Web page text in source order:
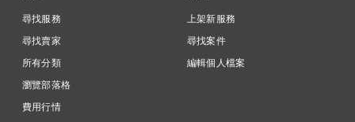
尋找服務
尋找賣家
所有分類
瀏覽部落格
費用行情
上架新服務
尋找案件
編輯個人檔案